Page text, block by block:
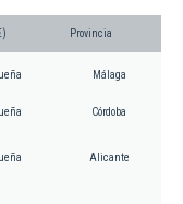
Provincia
Málaga
Córdoba
Alicante